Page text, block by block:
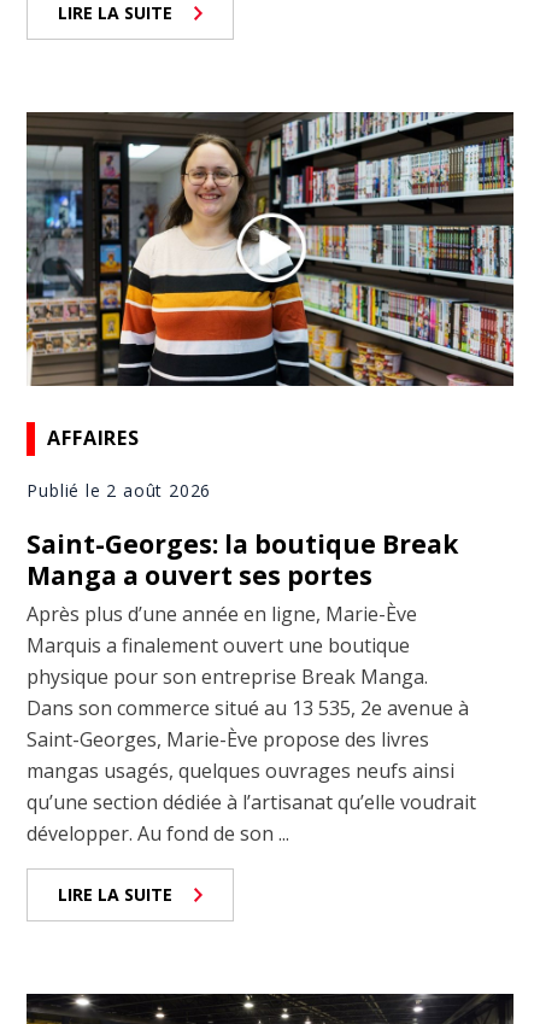
LIRE LA SUITE
AFFAIRES
Publié le 2 août 2026
Saint-Georges: la boutique Break
Manga a ouvert ses portes
Après plus d’une année en ligne, Marie-Ève
Marquis a finalement ouvert une boutique
physique pour son entreprise Break Manga.
Dans son commerce situé au 13 535, 2e avenue à
Saint-Georges, Marie-Ève propose des livres
mangas usagés, quelques ouvrages neufs ainsi
qu’une section dédiée à l’artisanat qu’elle voudrait
développer. Au fond de son ...
LIRE LA SUITE